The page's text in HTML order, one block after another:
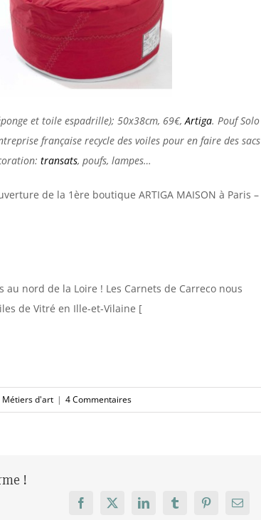
et toile espadrille); 50x38cm, 69€,Artiga. PoufSolo
française recycle des voiles pour en faire des sacs
transats, poufs, lampes…
de la 1ère boutique ARTIGA MAISON à Paris –
nord de la Loire ! Les Carnets de Carreco nous
de Vitré en Ille-et-Vilaine [
Métiers d'art | 4 Commentaires
!
Facebook
X LinkedInTumblrPinterestEmail